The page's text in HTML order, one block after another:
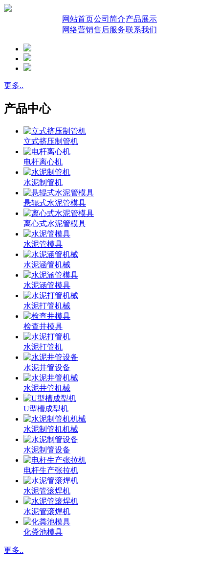
网站首页公司简介产品展示
网络营销售后服务联系我们
更多..
产品中心
立式挤压制管机
电杆离心机
水泥制管机
悬辊式水泥管模具
离心式水泥管模具
水泥管模具
水泥涵管机械
水泥涵管模具
水泥打管机械
检查井模具
水泥打管机
水泥井管设备
水泥井管机械
U型槽成型机
水泥制管机机械
水泥制管设备
电杆生产张拉机
水泥管滚焊机
水泥管滚焊机
化粪池模具
更多..